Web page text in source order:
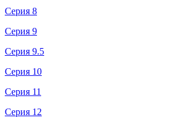
Серия 8
Серия 9
Серия 9.5
Серия 10
Серия 11
Серия 12